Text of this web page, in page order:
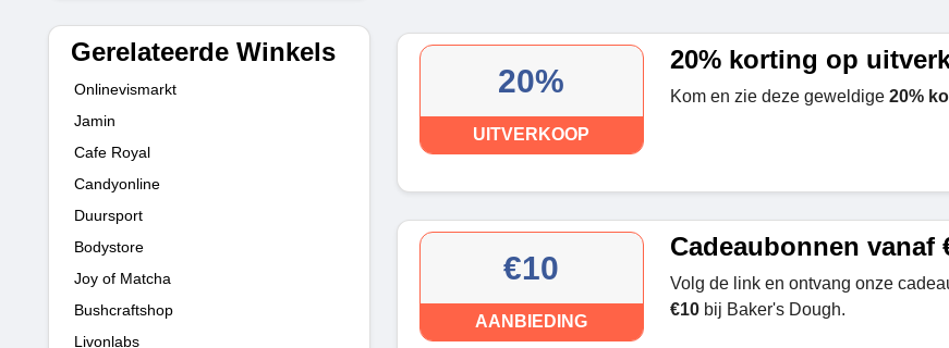
Gerelateerde Winkels
Onlinevismarkt
Jamin
Cafe Royal
Candyonline
Duursport
Bodystore
Joy of Matcha
Bushcraftshop
Livonlabs
20%
UITVERKOOP
20% korting op
Kom en zie deze geweldige 20%
€10
AANBIEDING
Cadeaubonnen vanaf
Volg de link en ontvang onze
€10bij Baker's Dough.